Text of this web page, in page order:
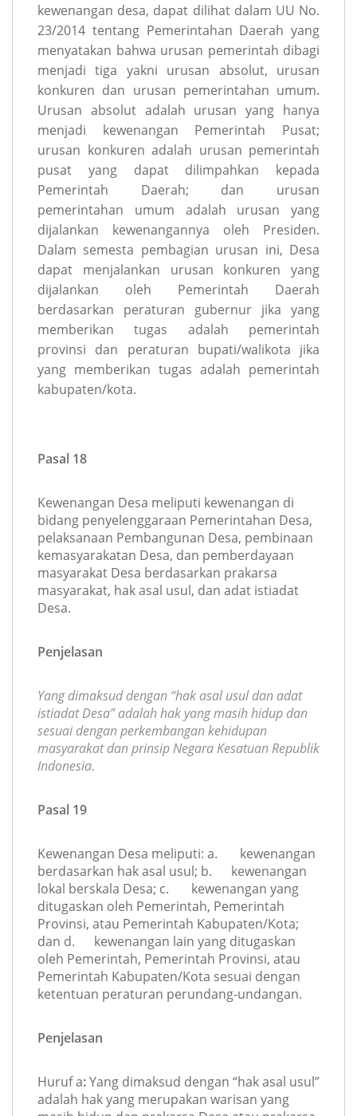
kewenangan desa, dapat dilihat dalam UU No.
23/2014 tentang Pemerintahan Daerah yang
menyatakan bahwa urusan pemerintah dibagi
menjadi tiga yakni urusan absolut, urusan
konkuren dan urusan pemerintahan umum.
Urusan absolut adalah urusan yang hanya
menjadi kewenangan Pemerintah Pusat;
urusan konkuren adalah urusan pemerintah
pusat yang dapat dilimpahkan kepada
Pemerintah Daerah; dan urusan
pemerintahan umum adalah urusan yang
dijalankan kewenangannya oleh Presiden.
Dalam semesta pembagian urusan ini, Desa
dapat menjalankan urusan konkuren yang
dijalankan oleh Pemerintah Daerah
berdasarkan peraturan gubernur jika yang
memberikan tugas adalah pemerintah
provinsi dan peraturan bupati/walikota jika
yang memberikan tugas adalah pemerintah
kabupaten/kota.
Pasal 18
Kewenangan Desa meliputi kewenangan di
bidang penyelenggaraan Pemerintahan Desa,
pelaksanaan Pembangunan Desa, pembinaan
kemasyarakatan Desa, dan pemberdayaan
masyarakat Desa berdasarkan prakarsa
masyarakat, hak asal usul, dan adat istiadat
Desa.
Penjelasan
Yang dimaksud dengan “hak asal usul dan adat
istiadat Desa” adalah hak yang masih hidup dan
sesuai dengan perkembangan kehidupan
masyarakat dan prinsip Negara Kesatuan Republik
Indonesia.
Pasal 19
Kewenangan Desa meliputi: a. kewenangan
berdasarkan hak asal usul; b. kewenangan
lokal berskala Desa; c. kewenangan yang
ditugaskan oleh Pemerintah, Pemerintah
Provinsi, atau Pemerintah Kabupaten/Kota;
dan d. kewenangan lain yang ditugaskan
oleh Pemerintah, Pemerintah Provinsi, atau
Pemerintah Kabupaten/Kota sesuai dengan
ketentuan peraturan perundang-undangan.
Penjelasan
Huruf a:Yang dimaksud dengan “hak asal usul”
adalah hak yang merupakan warisan yang